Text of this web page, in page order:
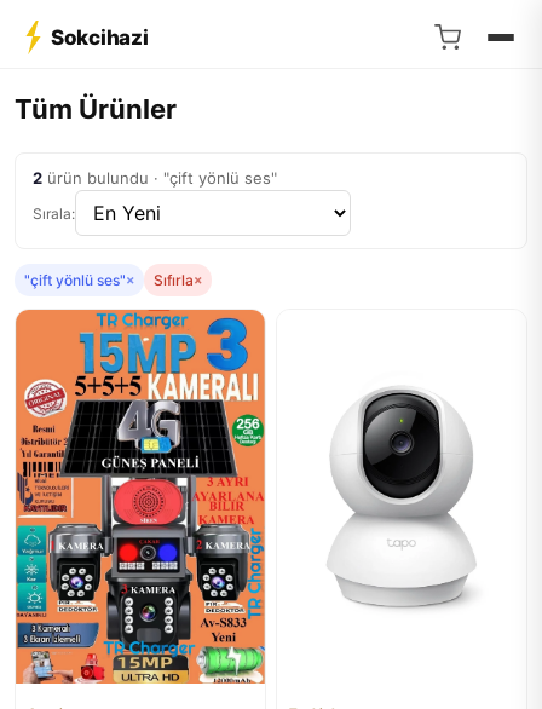
Sokcihazi
Tüm Ürünler
2 ürün bulundu · "çift yönlü ses"
Sırala:
"çift yönlü ses"× Sıfırla×